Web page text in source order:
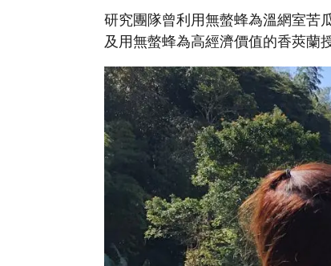
研究團隊曾利用無螫蜂為溫網室苦
及用無螫蜂為高經濟價值的香莢蘭